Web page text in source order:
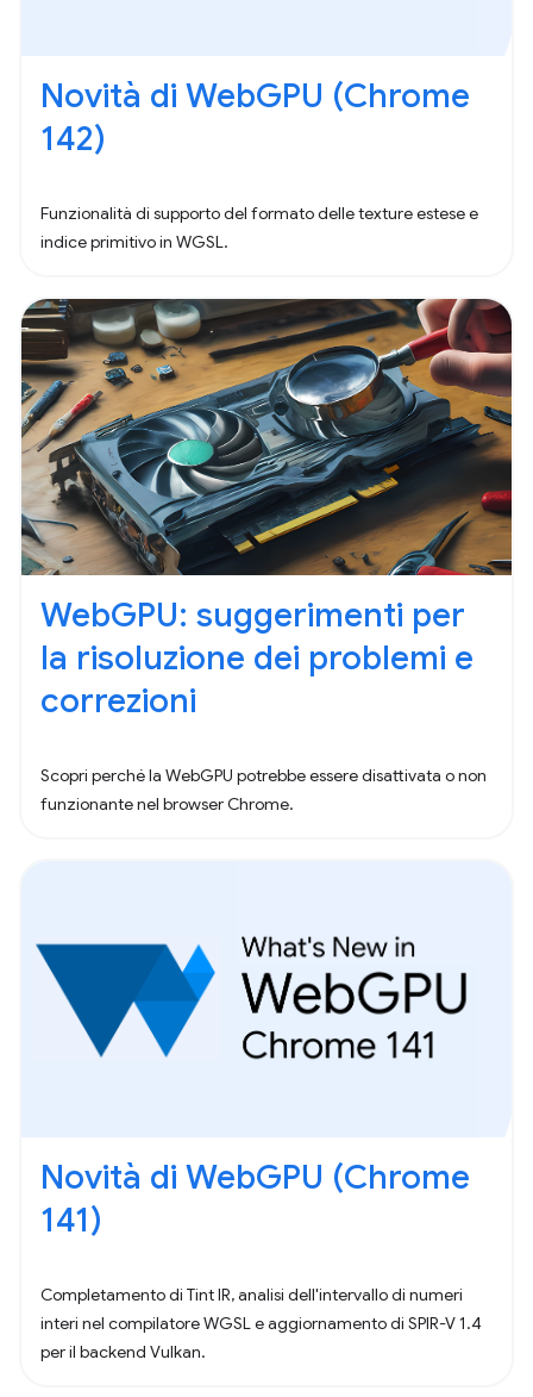
Novità di WebGPU (Chrome
142)
Funzionalità di supporto del formato delle texture estese e
indice primitivo in WGSL.
WebGPU: suggerimenti per
la risoluzione dei problemi e
correzioni
Scopri perché la WebGPU potrebbe essere disattivata o non
funzionante nel browser Chrome.
Novità di WebGPU (Chrome
141)
Completamento di Tint IR, analisi dell'intervallo di numeri
interi nel compilatore WGSL e aggiornamento di SPIR-V 1.4
per il backend Vulkan.